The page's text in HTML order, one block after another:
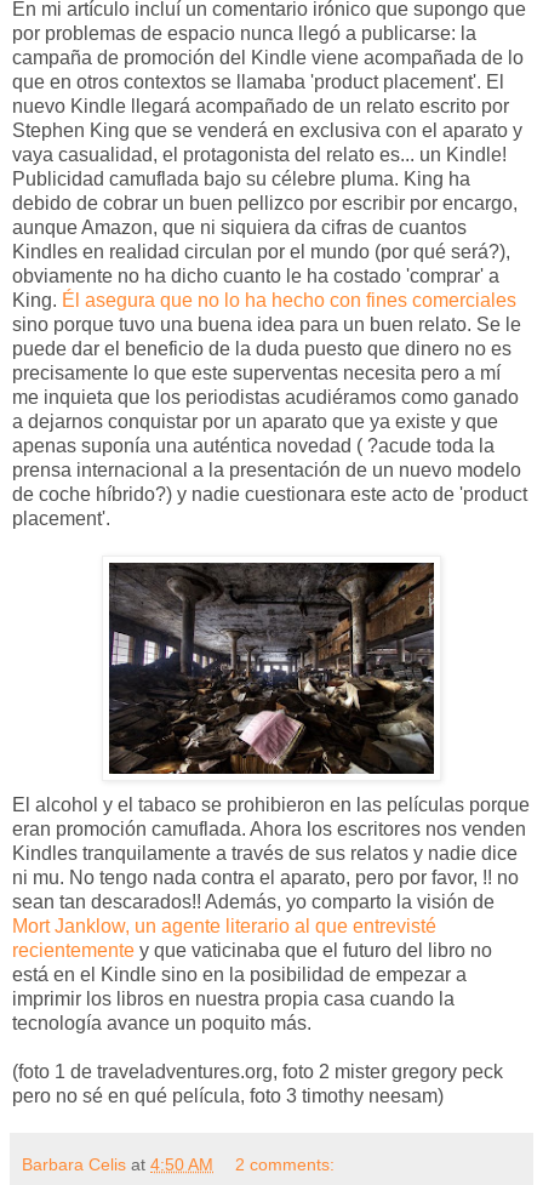
En mi artículo incluí un comentario irónico que supongo que
por problemas de espacio nunca llegó a publicarse: la
campaña de promoción del Kindle viene acompañada de lo
que en otros contextos se llamaba 'product placement'. El
nuevo Kindle llegará acompañado de un relato escrito por
Stephen King que se venderá en exclusiva con el aparato y
vaya casualidad, el protagonista del relato es... un Kindle!
Publicidad camuflada bajo su célebre pluma. King ha
debido de cobrar un buen pellizco por escribir por encargo,
aunque Amazon, que ni siquiera da cifras de cuantos
Kindles en realidad circulan por el mundo (por qué será?),
obviamente no ha dicho cuanto le ha costado 'comprar' a
King. Él asegura que no lo ha hecho con fines comerciales
sino porque tuvo una buena idea para un buen relato. Se le
puede dar el beneficio de la duda puesto que dinero no es
precisamente lo que este superventas necesita pero a mí
me inquieta que los periodistas acudiéramos como ganado
a dejarnos conquistar por un aparato que ya existe y que
apenas suponía una auténtica novedad ( ?acude toda la
prensa internacional a la presentación de un nuevo modelo
de coche híbrido?) y nadie cuestionara este acto de 'product
placement'.
El alcohol y el tabaco se prohibieron en las películas porque
eran promoción camuflada. Ahora los escritores nos venden
Kindles tranquilamente a través de sus relatos y nadie dice
ni mu. No tengo nada contra el aparato, pero por favor, !! no
sean tan descarados!! Además, yo comparto la visión de
Mort Janklow, un agente literario al que entrevisté
recientemente y que vaticinaba que el futuro del libro no
está en el Kindle sino en la posibilidad de empezar a
imprimir los libros en nuestra propia casa cuando la
tecnología avance un poquito más.
(foto 1 de traveladventures.org, foto 2 mister gregory peck
pero no sé en qué película, foto 3 timothy neesam)
Barbara Celis at 4:50 AM 2 comments: